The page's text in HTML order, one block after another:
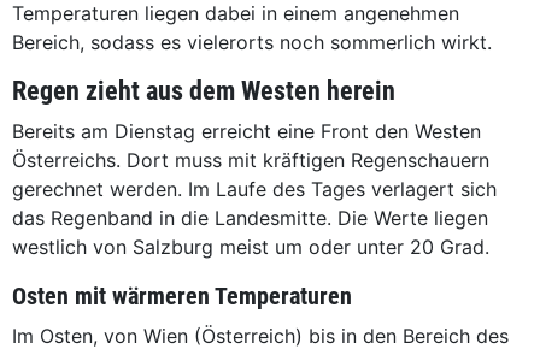
Temperaturen liegen dabei in einem angenehmen
Bereich, sodass es vielerorts noch sommerlich wirkt.
Regen zieht aus dem Westen herein
Bereits am Dienstag erreicht eine Front den Westen
Österreichs. Dort muss mit kräftigen Regenschauern
gerechnet werden. Im Laufe des Tages verlagert sich
das Regenband in die Landesmitte. Die Werte liegen
westlich von Salzburg meist um oder unter 20 Grad.
Osten mit wärmeren Temperaturen
Im Osten, von Wien (Österreich) bis in den Bereich des